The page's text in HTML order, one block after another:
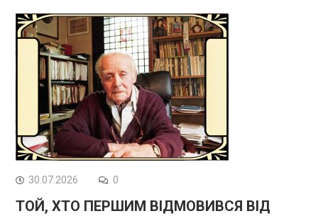
30.07.2026 0
ТОЙ, ХТО ПЕРШИМ ВІДМОВИВСЯ ВІД